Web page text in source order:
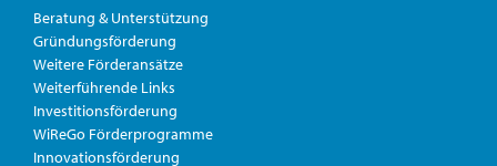
Beratung & Unterstützung
Gründungsförderung
Weitere Förderansätze
Weiterführende Links
Investitionsförderung
WiReGo Förderprogramme
Innovationsförderung